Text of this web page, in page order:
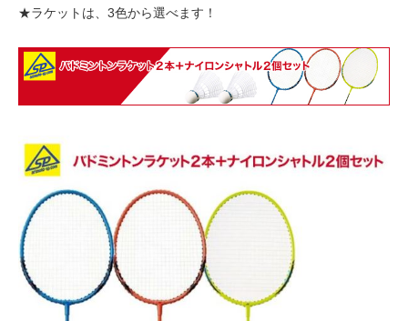
★ラケットは、3色から選べます！